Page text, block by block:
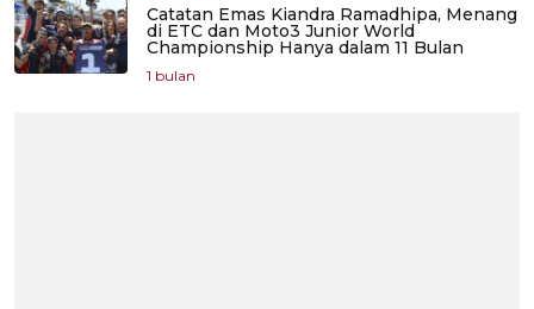
Catatan Emas Kiandra Ramadhipa, Menang
di ETC dan Moto3 Junior World
Championship Hanya dalam 11 Bulan
1 bulan